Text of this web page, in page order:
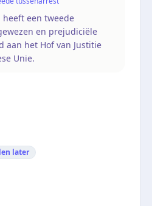
heeft een tweede
en prejudiciële
aan het Hof van Justitie
Unie.
later